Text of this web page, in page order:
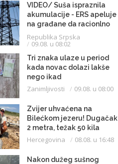
VIDEO/ Suša ispraznila
akumulacije - ERS apeluje
na građane da racionlno
troše struju
Republika Srpska
09.08. u 08:02
Tri znaka ulaze u period
kada novac dolazi lakše
nego ikad
Zanimljivosti 09.08. u 08:00
Zvijer uhvaćena na
Bilećkom jezeru! Dugačak
2 metra, težak 50 kila
Hercegovina 08.08. u 16:48
Nakon dužeg sušnog